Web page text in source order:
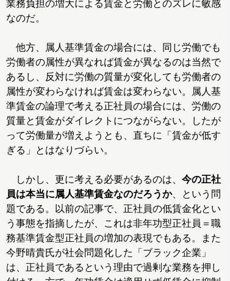
業務負担の増大による賃金と労働とのズレに敏感
なのだ。
他方、属人基準賃金の場合には、同じ労働でも
労働者の属性が異なれば賃金が異なるのは当然で
あるし、反対に労働の質量が変化しても労働者の
属性が変わらなければ賃金は変わらない。属人基
準賃金の論理で考える正社員の場合には、労働の
質量と賃金がダイレクトにつながらない。したが
って労働量が増えようとも、直ちに「賃金が低す
ぎる」とはなりづらい。
しかし、更に考える必要があるのは、 今の正社
員は本当に属人基準賃金なのだろうか、という問
題である。以前の記事で、正社員の低賃金化とい
う事態を指摘したが、これは非年功型正社員＝職
務基準賃金型正社員の増加の表現でもある。また
今野晴貴氏が社会問題化した「ブラック企業」
は、正社員であるという理由で過剰な業務を押し